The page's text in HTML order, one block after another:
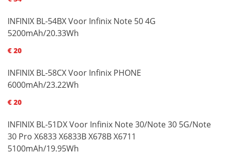
INFINIX BL-54BX Voor Infinix Note 50 4G
5200mAh/20.33Wh
€ 20
INFINIX BL-58CX Voor Infinix PHONE
6000mAh/23.22Wh
€ 20
INFINIX BL-51DX Voor Infinix Note 30/Note 30 5G/Note
30 Pro X6833 X6833B X678B X6711
5100mAh/19.95Wh